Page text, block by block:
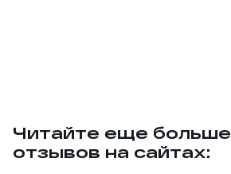
Читайте еще больше
отзывов на сайтах: